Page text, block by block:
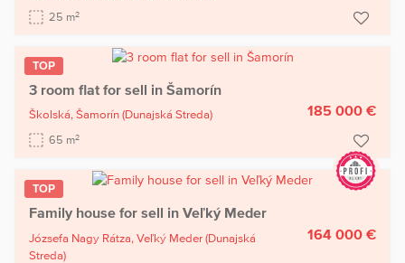
25 m2
TOP
3 room flat for sell in Šamorín
Školská, Šamorín (Dunajská Streda)
65 m2
185 000 €
TOP
Family house for sell in Veľký Meder
Józsefa Nagy Rátza, Veľký Meder (Dunajská
Streda)
164 000 €